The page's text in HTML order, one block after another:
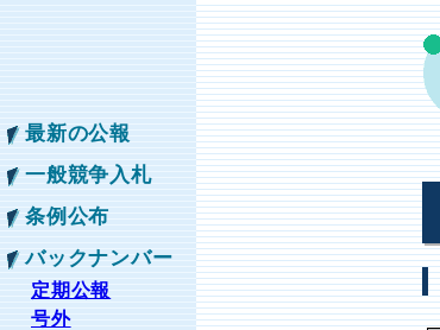
最新の公報
一般競争入札
条例公布
バックナンバー
定期公報
号外